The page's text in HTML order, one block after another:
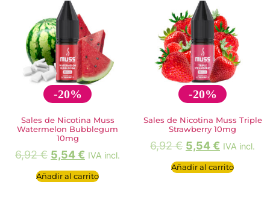
-20%
Sales de Nicotina Muss
Watermelon Bubblegum
10mg
6,92€ 5,54€ IVA incl.
Añadir al carrito
-20%
Sales de Nicotina Muss Triple
Strawberry 10mg
6,92€ 5,54€ IVA incl.
Añadir al carrito